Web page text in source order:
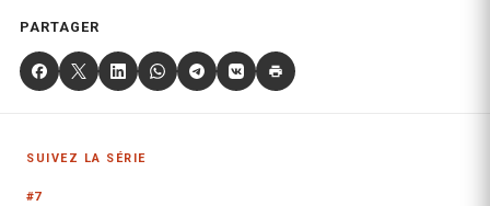
PARTAGER
SUIVEZ LA SÉRIE
#7